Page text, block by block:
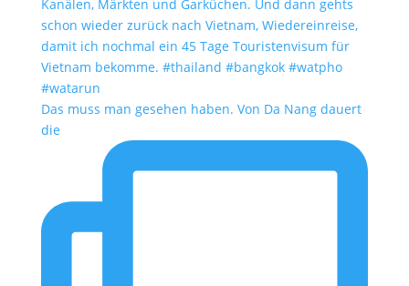
Das muss man gesehen haben. Von Da Nang dauert
die